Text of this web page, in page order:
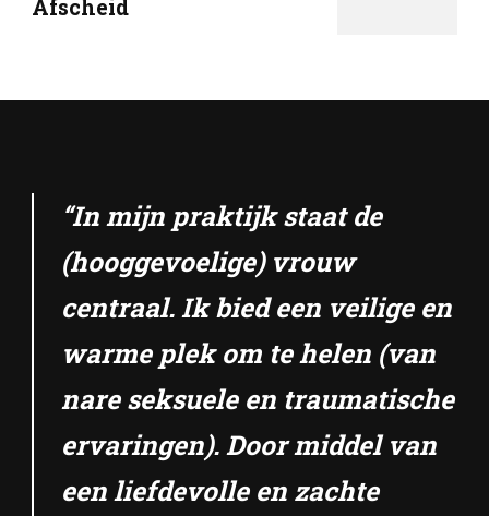
Afscheid
“In mijn praktijk staat de
(hooggevoelige) vrouw
centraal. Ik bied een veilige en
warme plek om te helen (van
nare seksuele en traumatische
ervaringen). Door middel van
een liefdevolle en zachte